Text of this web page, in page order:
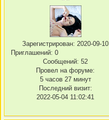
Зарегистрирован: 2020-09-10
Приглашений: 0
Сообщений: 52
Провел на форуме:
5 часов 27 минут
Последний визит:
2022-05-04 11:02:41